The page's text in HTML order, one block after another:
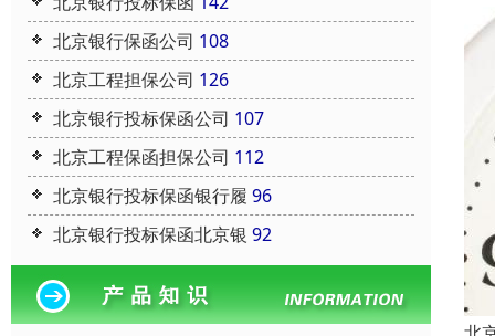
北京银行保函公司 108
北京工程担保公司 126
北京银行投标保函公司 107
北京工程保函担保公司 112
北京银行投标保函银行履 96
北京银行投标保函北京银 92